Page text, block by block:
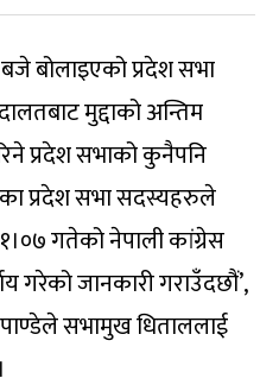
बोलाइएको प्रदेश सभा
मुद्दाको अन्तिम
प्रदेश सभाको कुनैपनि
प्रदेश सभा सदस्यहरुले
गतेको नेपाली कांग्रेस
जानकारी गराउँदछौं’,
सभामुख धिताललाई